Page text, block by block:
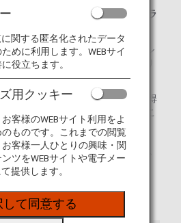
= 区間基本マイレージ × 予約クラ
シェア便をご利用の場合、マイル
マイルが積算されない場合があり
算機
を使って、フライトで獲得
プレミアムポイントを見積もるこ
ブアカウント
にログインして、
確認できます。
関する匿名化されたデータ
めに利用します。WEBサイ
役立ちます。
用クッキー
客様のWEBサイト利用をよ
ものです。これまでの閲覧
客様一人ひとりの興味・関
ツをWEBサイトや電子メー
提供します。
して同意する